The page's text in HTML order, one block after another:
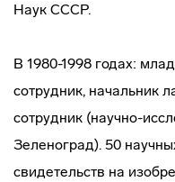
Наук СССР.
В 1980-1998 годах:
сотрудник, начальник
сотрудник (научно-
Зеленоград). 50
свидетельств на